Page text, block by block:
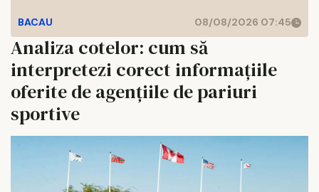
BACAU 08/08/2026 07:45
Analiza cotelor: cum să
interpretezi corect informațiile
oferite de agențiile de pariuri
sportive